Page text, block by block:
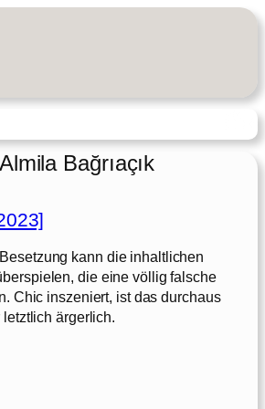
Almila Bağrıaçık
kann die inhaltlichen
die eine völlig falsche
Chic inszeniert, ist das durchaus
ärgerlich.